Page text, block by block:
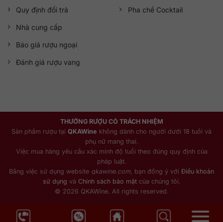
Quy định đổi trả
Nhà cung cấp
Báo giá rượu ngoại
Đánh giá rượu vang
Pha chế Cocktail
THƯỞNG RƯỢU CÓ TRÁCH NHIỆM
Sản phẩm rượu tại QKAWine không dành cho người dưới 18 tuổi và
phụ nữ mang thai.
Việc mua hàng yêu cầu xác minh độ tuổi theo đúng quy định của
pháp luật.
Bằng việc sử dụng website qkawine.com , bạn đồng ý với Điều khoản
sử dụng và Chính sách bảo mậtcủa chúng tôi.
© 2026 QKAWine. All rights reserved.